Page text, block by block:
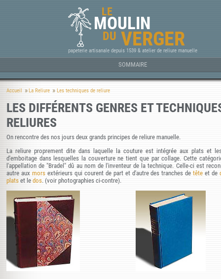
LE
MOULIN
DU VERGER
papeterie artisanale depuis 1539 & atelier de reliure manuelle
SOMMAIRE
Accueil La Reliure Les techniques de reliure
LES DIFFÉRENTS GENRES ET
RELIURES
On rencontre des nos jours deux grands principes de reliure manuelle.
La reliure proprement dite dans laquelle la couture est intégrée aux plats et
d'emboitage dans lesquelles la couverture ne tient que par collage. Cette
l'appellation de "Bradel" dû au nom de l'inventeur de la technique. Celle-ci est
autre aux morsextérieurs qui courent de part et d'autre des tranches detête et de
plats et le dos. (voir photographies ci-contre).